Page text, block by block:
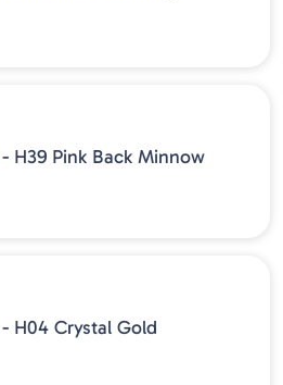
H39 Pink Back Minnow
H04 Crystal Gold